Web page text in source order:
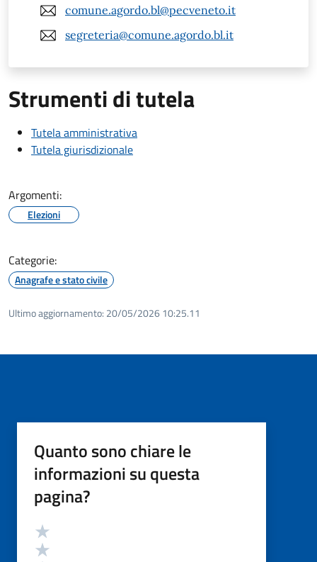
comune.agordo.bl@pecveneto.it
segreteria@comune.agordo.bl.it
Strumenti di tutela
Tutela amministrativa
Tutela giurisdizionale
Argomenti:
Elezioni
Categorie:
Anagrafe e stato civile
Ultimo aggiornamento: 20/05/2026 10:25.11
Quanto sono chiare le
informazioni su questa
pagina?
Valutazione